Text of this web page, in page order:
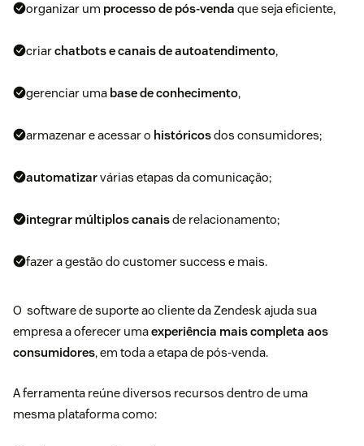
organizar um processo de pós-venda que seja eficiente,
criarchatbots e canais de autoatendimento,
gerenciar uma base de conhecimento,
armazenar e acessar o históricosdos consumidores;
automatizarvárias etapas da comunicação;
integrar múltiplos canaisde relacionamento;
fazer a gestão do customer success e mais.
O software de suporte ao cliente da Zendeskajuda sua
empresa a oferecer umaexperiência mais completa aos
consumidores, em toda a etapa de pós-venda.
A ferramenta reúne diversos recursos dentro de uma
mesma plataforma como: